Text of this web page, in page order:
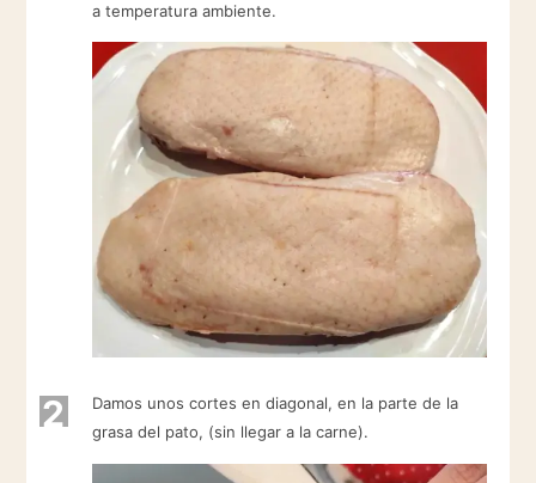
a temperatura ambiente.
2
Damos unos cortes en diagonal, en la parte de la
grasa del pato, (sin llegar a la carne).